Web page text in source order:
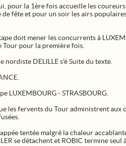
pour la 1ère fois accueille les
de fête et pour un soir les airs
doit mener les concurrents à
Tour pour la première fois.
nordiste DELILLE s'é Suite du texte.
LUXEMBOURG - STRASBOURG.
les fervents du Tour administrent aux
tentée malgré la chaleur
se détachent et ROBIC termine seul